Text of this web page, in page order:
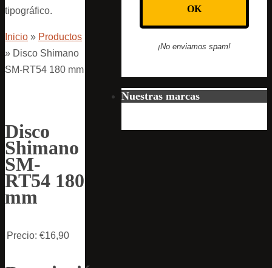
tipográfico.
Inicio » Productos
» Disco Shimano
SM-RT54 180 mm
Disco
Shimano
SM-
RT54 180
mm
Precio: €16,90
¡No enviamos spam!
Nuestras marcas